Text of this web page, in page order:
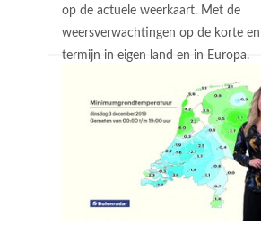
op de actuele weerkaart. Met de
weersverwachtingen op de korte en
termijn in eigen land en in Europa.